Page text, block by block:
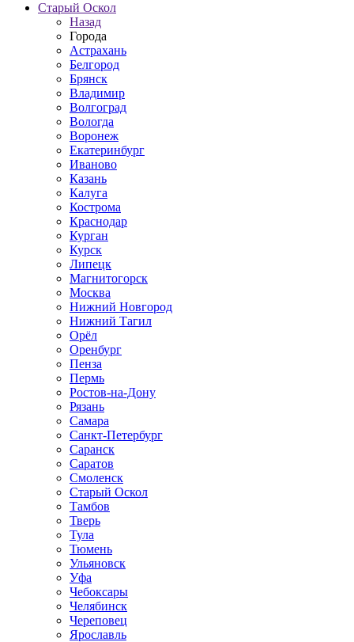
Старый Оскол
Назад
Города
Астрахань
Белгород
Брянск
Владимир
Волгоград
Вологда
Воронеж
Екатеринбург
Иваново
Казань
Калуга
Кострома
Краснодар
Курган
Курск
Липецк
Магнитогорск
Москва
Нижний Новгород
Нижний Тагил
Орёл
Оренбург
Пенза
Пермь
Ростов‑на‑Дону
Рязань
Самара
Санкт‑Петербург
Саранск
Саратов
Смоленск
Старый Оскол
Тамбов
Тверь
Тула
Тюмень
Ульяновск
Уфа
Чебоксары
Челябинск
Череповец
Ярославль